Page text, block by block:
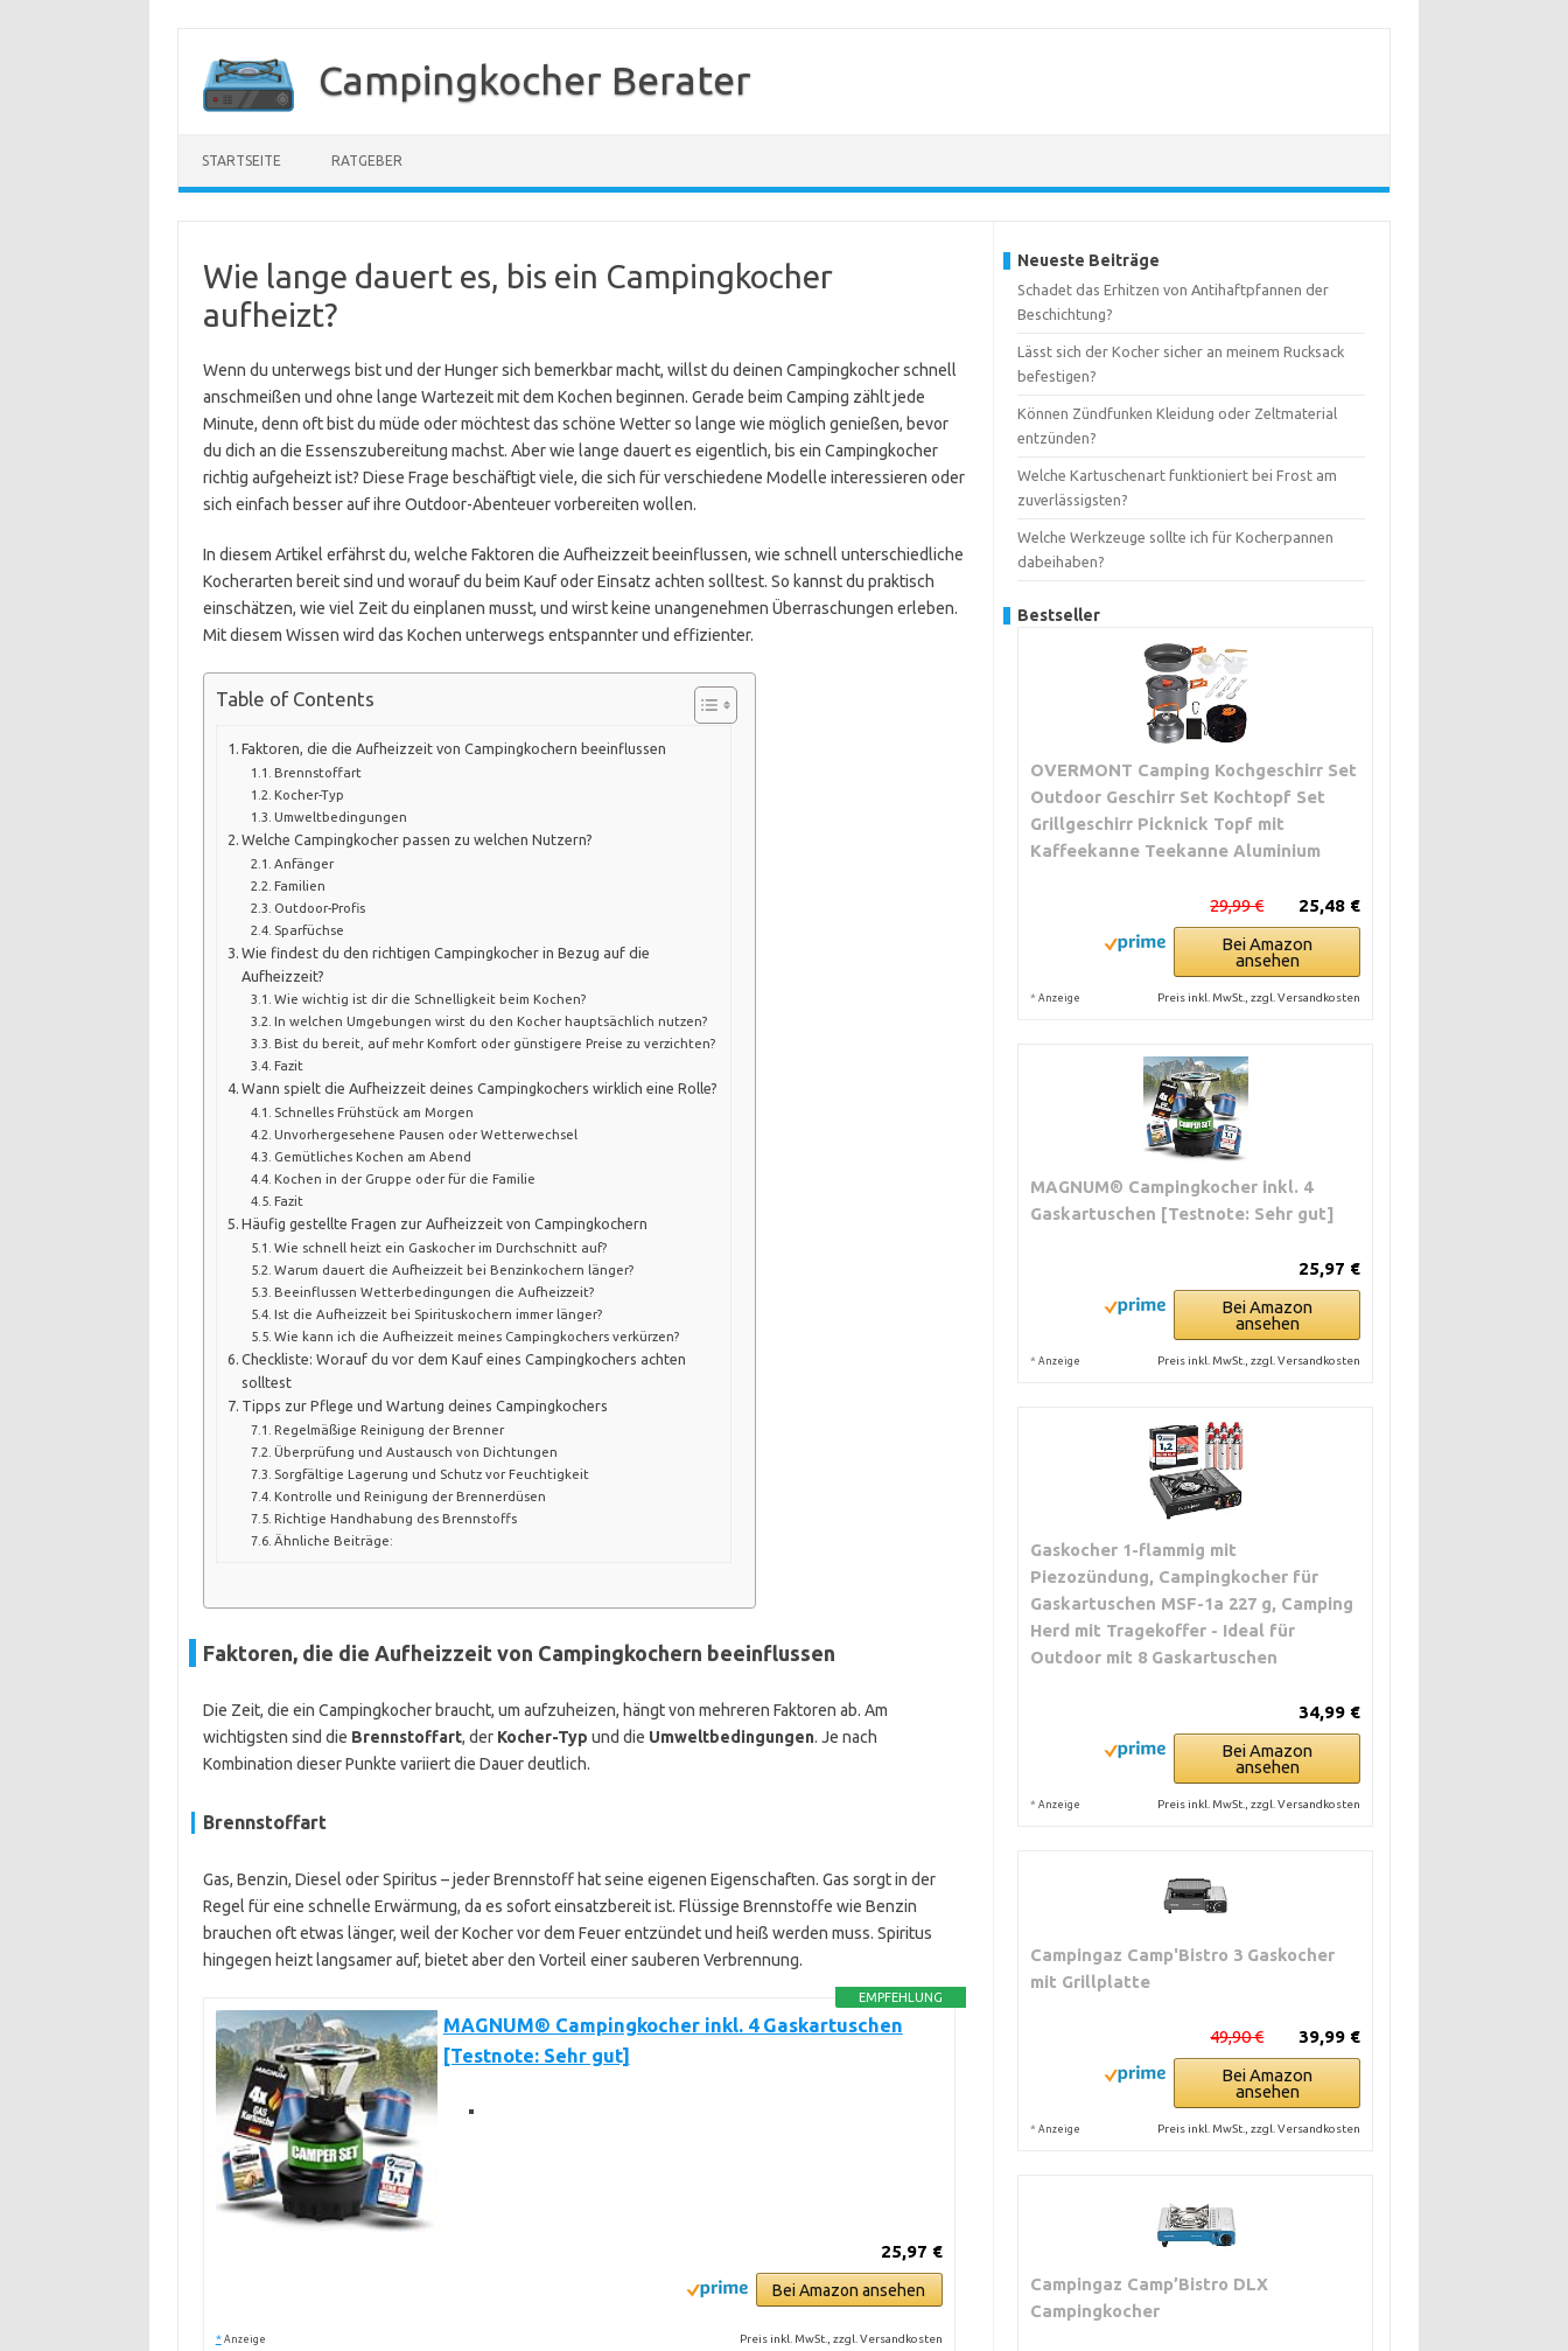
springen
Campingkocher Berater
STARTSEITE RATGEBER
Wie lange dauert es, bis ein Campingkocher
aufheizt?
Wenn du unterwegs bist und der Hunger sich bemerkbar macht, willst du deinen Campingkocher schnell
anschmeißen und ohne lange Wartezeit mit dem Kochen beginnen. Gerade beim Camping zählt jede
Minute, denn oft bist du müde oder möchtest das schöne Wetter so lange wie möglich genießen, bevor
du dich an die Essenszubereitung machst. Aber wie lange dauert es eigentlich, bis ein Campingkocher
richtig aufgeheizt ist? Diese Frage beschäftigt viele, die sich für verschiedene Modelle interessieren oder
sich einfach besser auf ihre Outdoor-Abenteuer vorbereiten wollen.
In diesem Artikel erfährst du, welche Faktoren die Aufheizzeit beeinflussen, wie schnell unterschiedliche
Kocherarten bereit sind und worauf du beim Kauf oder Einsatz achten solltest. So kannst du praktisch
einschätzen, wie viel Zeit du einplanen musst, und wirst keine unangenehmen Überraschungen erleben.
Mit diesem Wissen wird das Kochen unterwegs entspannter und effizienter.
Table of Contents
Faktoren, die die Aufheizzeit von Campingkochern beeinflussen
Brennstoffart
Kocher-Typ
Umweltbedingungen
Welche Campingkocher passen zu welchen Nutzern?
Anfänger
Familien
Outdoor-Profis
Sparfüchse
Wie findest du den richtigen Campingkocher in Bezug auf die
Aufheizzeit?
Wie wichtig ist dir die Schnelligkeit beim Kochen?
In welchen Umgebungen wirst du den Kocher hauptsächlich nutzen?
Bist du bereit, auf mehr Komfort oder günstigere Preise zu verzichten?
Fazit
Wann spielt die Aufheizzeit deines Campingkochers wirklich eine Rolle?
Schnelles Frühstück am Morgen
Unvorhergesehene Pausen oder Wetterwechsel
Gemütliches Kochen am Abend
Kochen in der Gruppe oder für die Familie
Fazit
Häufig gestellte Fragen zur Aufheizzeit von Campingkochern
Wie schnell heizt ein Gaskocher im Durchschnitt auf?
Warum dauert die Aufheizzeit bei Benzinkochern länger?
Beeinflussen Wetterbedingungen die Aufheizzeit?
Ist die Aufheizzeit bei Spirituskochern immer länger?
Wie kann ich die Aufheizzeit meines Campingkochers verkürzen?
Checkliste: Worauf du vor dem Kauf eines Campingkochers achten
solltest
Tipps zur Pflege und Wartung deines Campingkochers
Regelmäßige Reinigung der Brenner
Überprüfung und Austausch von Dichtungen
Sorgfältige Lagerung und Schutz vor Feuchtigkeit
Kontrolle und Reinigung der Brennerdüsen
Richtige Handhabung des Brennstoffs
Ähnliche Beiträge:
Faktoren, die die Aufheizzeit von Campingkochern beeinflussen
Die Zeit, die ein Campingkocher braucht, um aufzuheizen, hängt von mehreren Faktoren ab. Am
wichtigsten sind die Brennstoffart, der Kocher-Typ und die Umweltbedingungen. Je nach
Kombination dieser Punkte variiert die Dauer deutlich.
Brennstoffart
Gas, Benzin, Diesel oder Spiritus – jeder Brennstoff hat seine eigenen Eigenschaften. Gas sorgt in der
Regel für eine schnelle Erwärmung, da es sofort einsatzbereit ist. Flüssige Brennstoffe wie Benzin
brauchen oft etwas länger, weil der Kocher vor dem Feuer entzündet und heiß werden muss. Spiritus
hingegen heizt langsamer auf, bietet aber den Vorteil einer sauberen Verbrennung.
EMPFEHLUNG
MAGNUM® Campingkocher inkl. 4 Gaskartuschen
[Testnote: Sehr gut]
25,97 €
Bei Amazon ansehen
* Anzeige Preis inkl. MwSt., zzgl. Versandkosten
Neueste Beiträge
Schadet das Erhitzen von Antihaftpfannen der
Beschichtung?
Lässt sich der Kocher sicher an meinem Rucksack
befestigen?
Können Zündfunken Kleidung oder Zeltmaterial
entzünden?
Welche Kartuschenart funktioniert bei Frost am
zuverlässigsten?
Welche Werkzeuge sollte ich für Kocherpannen
dabeihaben?
Bestseller
OVERMONT Camping Kochgeschirr Set
Outdoor Geschirr Set Kochtopf Set
Grillgeschirr Picknick Topf mit
Kaffeekanne Teekanne Aluminium
25,48 €
29,99 €
Bei Amazon
ansehen
* Anzeige Preis inkl. MwSt., zzgl. Versandkosten
MAGNUM® Campingkocher inkl. 4
Gaskartuschen [Testnote: Sehr gut]
25,97 €
Bei Amazon
ansehen
* Anzeige Preis inkl. MwSt., zzgl. Versandkosten
Gaskocher 1-flammig mit
Piezozündung, Campingkocher für
Gaskartuschen MSF-1a 227 g, Camping
Herd mit Tragekoffer - Ideal für
Outdoor mit 8 Gaskartuschen
34,99 €
Bei Amazon
ansehen
* Anzeige Preis inkl. MwSt., zzgl. Versandkosten
Campingaz Camp'Bistro 3 Gaskocher
mit Grillplatte
39,99 €
49,90 €
Bei Amazon
ansehen
* Anzeige Preis inkl. MwSt., zzgl. Versandkosten
Campingaz Camp’Bistro DLX
Campingkocher